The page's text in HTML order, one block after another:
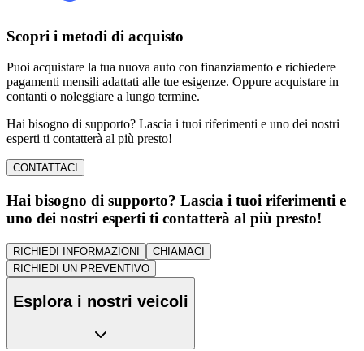
Scopri i metodi di acquisto
Puoi acquistare la tua nuova auto con finanziamento e richiedere
pagamenti mensili adattati alle tue esigenze. Oppure acquistare in
contanti o noleggiare a lungo termine.
Hai bisogno di supporto? Lascia i tuoi riferimenti e uno dei nostri
esperti ti contatterà al più presto!
CONTATTACI
Hai bisogno di supporto? Lascia i tuoi riferimenti e
uno dei nostri esperti ti contatterà al più presto!
RICHIEDI INFORMAZIONI
CHIAMACI
RICHIEDI UN PREVENTIVO
Esplora i nostri veicoli